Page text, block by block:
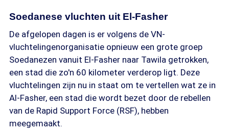
Soedanese vluchten uit El-Fasher
De afgelopen dagen is er volgens de VN-
vluchtelingenorganisatie opnieuw een grote groep
Soedanezen vanuit El-Fasher naar Tawila getrokken,
een stad die zo'n 60 kilometer verderop ligt. Deze
vluchtelingen zijn nu in staat om te vertellen wat ze in
Al-Fasher, een stad die wordt bezet door de rebellen
van de Rapid Support Force (RSF), hebben
meegemaakt.